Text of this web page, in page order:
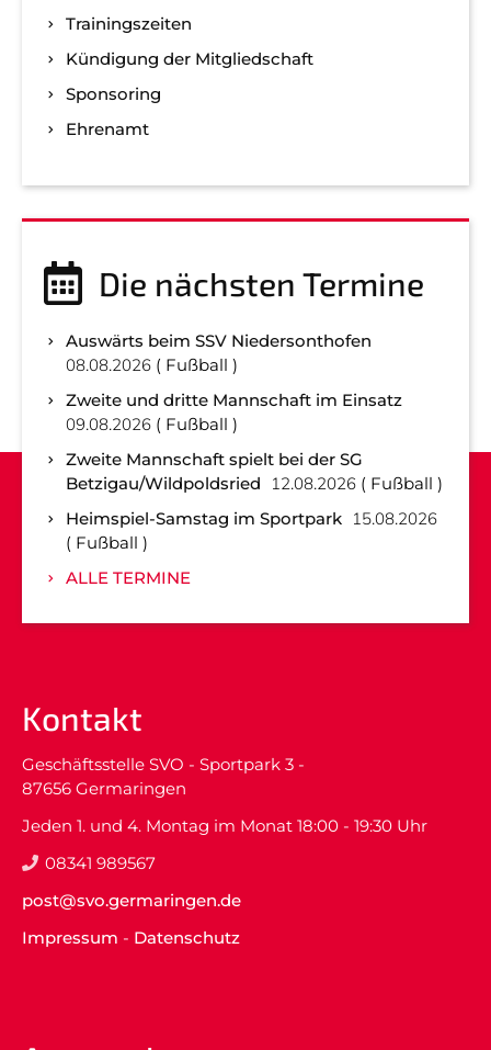
Trainingszeiten
Kündigung der Mitgliedschaft
Sponsoring
Ehrenamt
Die nächsten Termine
Auswärts beim SSV Niedersonthofen
08.08.2026
Fußball
Zweite und dritte Mannschaft im Einsatz
09.08.2026
Fußball
Zweite Mannschaft spielt bei der SG
Betzigau/Wildpoldsried
12.08.2026
Fußball
Heimspiel-Samstag im Sportpark 15.08.2026
Fußball
ALLE TERMINE
Kontakt
Geschäftsstelle SVO - Sportpark 3 -
87656 Germaringen
Jeden 1. und 4. Montag im Monat 18:00 - 19:30 Uhr
08341 989567
post@svo.germaringen.de
Impressum - Datenschutz